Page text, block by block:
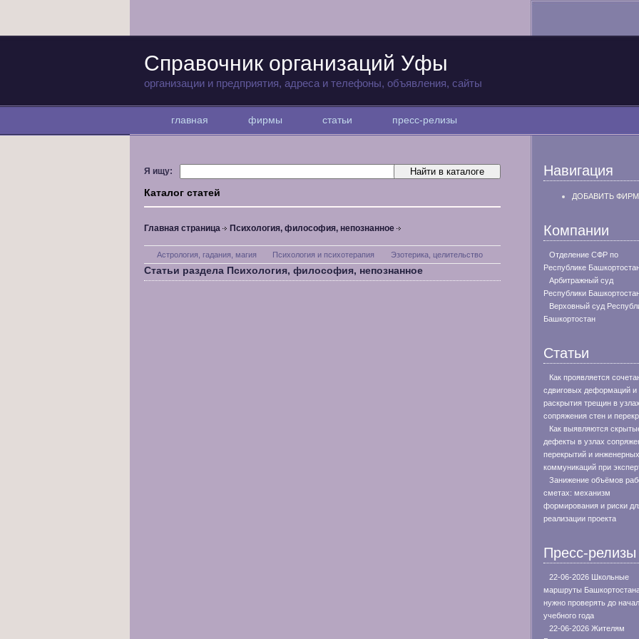
Справочник организаций Уфы
организации и предприятия, адреса и телефоны, объявления, сайты
главная фирмы статьи пресс-релизы
Я ищу:
Каталог статей
Главная страница Психология, философия, непознанное
Астрология, гадания, магия Психология и психотерапия Эзотерика, целительство
Статьи раздела Психология, философия, непознанное
Навигация
ДОБАВИТЬ
Компании
Отделение СФР по
Республике
Арбитражный суд
Республики
Верховный суд
Башкортостан
Статьи
Как проявляется
сдвиговых деформаций и
раскрытия трещин в узлах
сопряжения стен и
Как выявляются
дефекты в узлах
перекрытий и инженерных
коммуникаций при
Занижение объёмов
сметах: механизм
формирования и риски
реализации проекта
Пресс-релизы
22-06-2026 Школьные
маршруты
нужно проверять до
учебного года
22-06-2026 Жителям